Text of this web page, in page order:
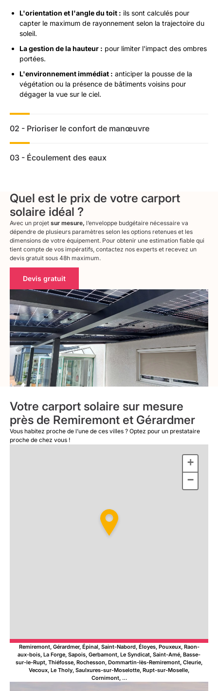
L'orientation et l'angle du toit : ils sont calculés pour
capter le maximum de rayonnement selon la trajectoire du
soleil.
La gestion de la hauteur : pour limiter l'impact des ombres
portées.
L'environnement immédiat : anticiper la pousse de la
végétation ou la présence de bâtiments voisins pour
dégager la vue sur le ciel.
02 - Prioriser le confort de manœuvre
disponible, la largeur de passage et l'espace nécessaire pour
03 - Écoulement des eaux
sans risquer d'inonder vos plantations ou vos cheminements.
Quel est le prix de votre carport
solaire idéal ?
Avec un projet sur mesure, l’enveloppe budgétaire nécessaire va
dépendre de plusieurs paramètres selon les options retenues et les
dimensions de votre équipement. Pour obtenir une estimation fiable qui
tient compte de vos impératifs, contactez nos experts et recevez un
devis gratuit sous 48h maximum.
Devis gratuit
Votre carport solaire sur mesure
près de Remiremont et Gérardmer
Vous habitez proche de l’une de ces villes ? Optez pour un prestataire
proche de chez vous !
+
−
Remiremont, Gérardmer, Épinal, Saint-Nabord, Éloyes, Pouxeux, Raon-
aux-bois, La Forge, Sapois, Gerbamont, Le Syndicat, Saint-Amé, Basse-
sur-le-Rupt, Thiéfosse, Rochesson, Dommartin-lès-Remiremont, Cleurie,
Vecoux, Le Tholy, Saulxures-sur-Moselotte, Rupt-sur-Moselle,
Cornimont, …